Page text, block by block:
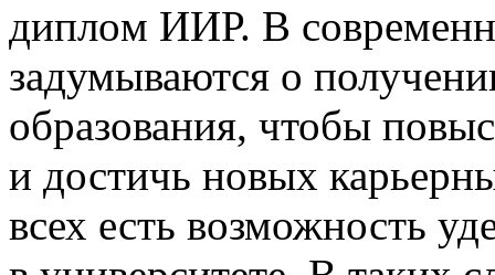
диплoм ИИР. В
задумываются о
образования, чтобы
и достичь новых
всех есть возможность